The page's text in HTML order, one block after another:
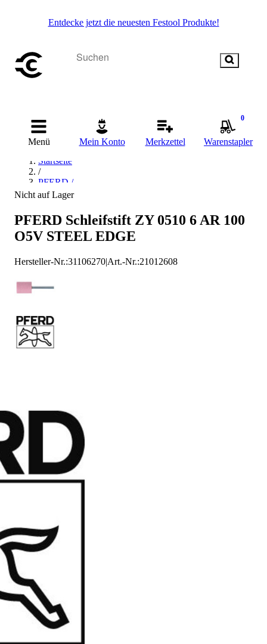
Entdecke jetzt die neuesten Festool Produkte!
Menü Mein Konto Merkzettel
0
Warenstapler
Startseite
/
PFERD /
Nicht auf Lager
PFERD Schleifstift ZY 0510 6 AR 100
O5V STEEL EDGE
Hersteller-Nr.:31106270|Art.-Nr.:21012608